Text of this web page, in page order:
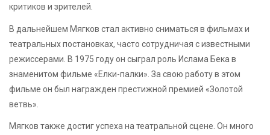
критиков и зрителей.
В дальнейшем Мягков стал активно сниматься в фильмах и
театральных постановках, часто сотрудничая с известными
режиссерами. В 1975 году он сыграл роль Ислама Бека в
знаменитом фильме «Елки-палки». За свою работу в этом
фильме он был награжден престижной премией «Золотой
ветвь».
Мягков также достиг успеха на театральной сцене. Он много